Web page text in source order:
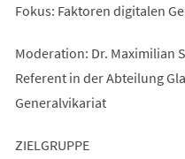
Fokus: Faktoren digitalen
Moderation: Dr. Maximilian
Referent in der Abteilung
Generalvikariat
ZIELGRUPPE